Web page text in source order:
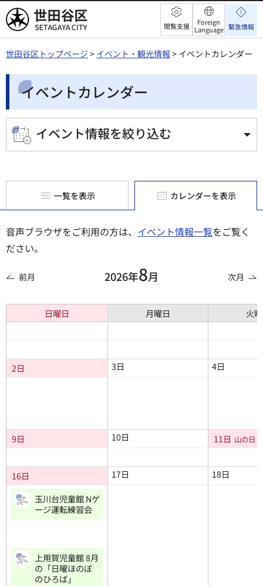
世田谷区 閲覧支援
Foreign
Language 緊急情報
世田谷区トップページ > イベント・観光情報 > イベントカレンダー
イベントカレンダー
イベント情報を絞り込む
一覧を表示 カレンダーを表示
音声ブラウザをご利用の方は、 イベント情報一覧をご覧く
ださい。
前月 2026年8月 次月
日曜日 月曜日 火
2日 3日 4日
9日 10日 11日 山の日
16日 17日 18日
玉川台児童館 Nゲ
ージ運転練習会
上用賀児童館 8月
の「日曜ほのぼ
のひろば」